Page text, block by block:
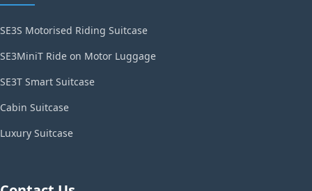
SE3S Motorised Riding Suitcase
SE3MiniT Ride on Motor Luggage
SE3T Smart Suitcase
Cabin Suitcase
Luxury Suitcase